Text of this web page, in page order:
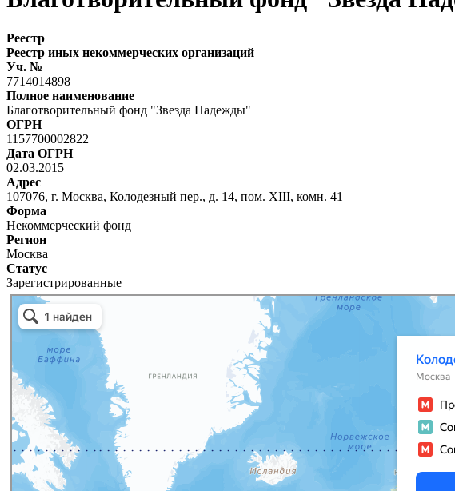
Реестр
Реестр иных некоммерческих организаций
Уч. №
7714014898
Полное наименование
Благотворительный фонд "Звезда Надежды"
ОГРН
1157700002822
Дата ОГРН
02.03.2015
Адрес
107076, г. Москва, Колодезный пер., д. 14, пом. XIII, комн. 41
Форма
Некоммерческий фонд
Регион
Москва
Статус
Зарегистрированные